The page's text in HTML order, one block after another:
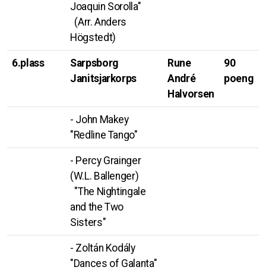
Joaquin Sorolla"
(Arr. Anders
Högstedt)
6.plass
Sarpsborg
Janitsjarkorps
Rune
André
Halvorsen
90
poeng
- John Makey
"Redline Tango"
- Percy Grainger
(W.L. Ballenger)
"The Nightingale
and the Two
Sisters"
- Zoltán Kodály
"Dances of Galanta"